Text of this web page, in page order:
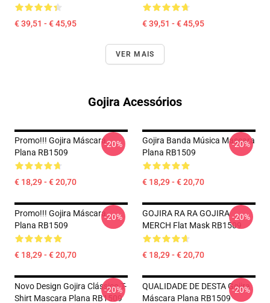
€ 39,51 - € 45,95 € 39,51 - € 45,95
VER MAIS
Gojira Acessórios
Promo!!! Gojira Máscara
Plana RB1509
€ 18,29 - € 20,70
-20%
Gojira Banda Música Mascara
Plana RB1509
€ 18,29 - € 20,70
-20%
Promo!!! Gojira Máscara
Plana RB1509
€ 18,29 - € 20,70
-20%
GOJIRA RA RA GOJIRA
MERCH Flat Mask RB1509
€ 18,29 - € 20,70
-20%
Novo Design Gojira Clássico T-
Shirt Mascara Plana RB1509
-20%
QUALIDADE DE DESTA Gojira
Máscara Plana RB1509
-20%